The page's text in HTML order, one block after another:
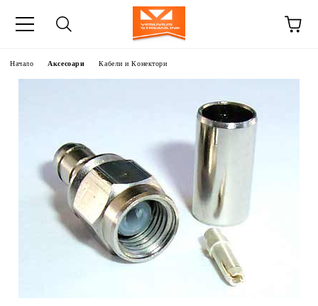
Начало Аксесоари Кабели и Конектори